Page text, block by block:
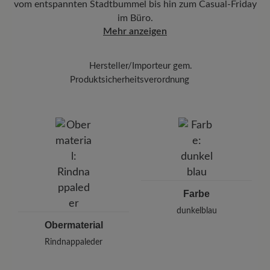
und gleichmäßig mit einem weichen Tuch auf.
Zum Abschluss schützen Sie Ihre Schuhe mit
Carbon Pro (400 ml)Halten Sie dabei
vom entspannten Stadtbummel bis hin zum Casual-Friday
im Büro.
Mehr anzeigen
Hersteller/Importeur gem.
Produktsicherheitsverordnung
Pleidelsheimer Str. 15/1, 74321 Bietigheim-Bissingen,
E-mail:
kundenbetreuung@baer-schuhe.de
Obermaterial
Rindnappaleder
Farbe
dunkelblau